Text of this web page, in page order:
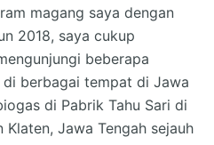
magang saya dengan
2018, saya cukup
beberapa
berbagai tempat di Jawa
di Pabrik Tahu Sari di
Jawa Tengah sejauh